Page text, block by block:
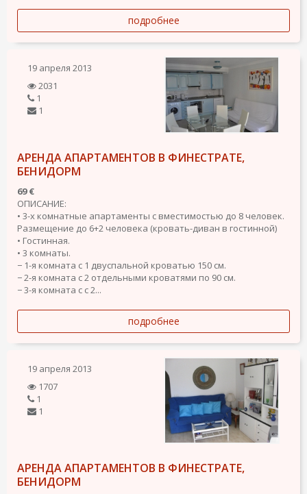
подробнее
19 апреля 2013
2031
1
1
АРЕНДА АПАРТАМЕНТОВ В ФИНЕСТРАТЕ,
БЕНИДОРМ
69 €
ОПИСАНИЕ:
• 3-х комнатные апартаменты с вместимостью до 8 человек.
Размещение до 6+2 человека (кровать-диван в гостинной)
• Гостинная.
• 3 комнаты.
− 1-я комната с 1 двуспальной кроватью 150 см.
− 2-я комната с 2 отдельными кроватями по 90 см.
− 3-я комната с с 2...
подробнее
19 апреля 2013
1707
1
1
АРЕНДА АПАРТАМЕНТОВ В ФИНЕСТРАТЕ,
БЕНИДОРМ